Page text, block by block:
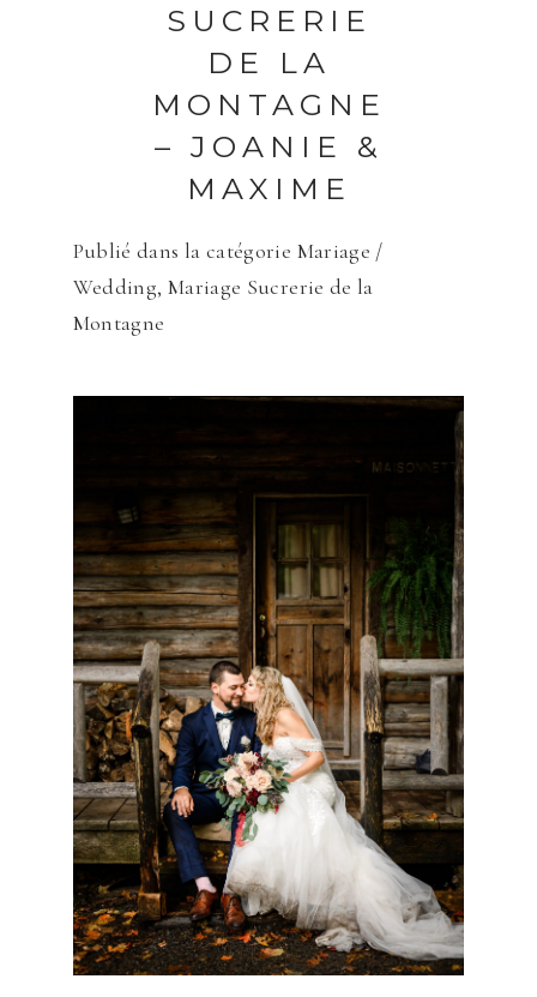
SUCRERIE
DE LA
MONTAGNE
– JOANIE &
MAXIME
Publié dans la catégorie Mariage /
Wedding, Mariage Sucrerie de la
Montagne